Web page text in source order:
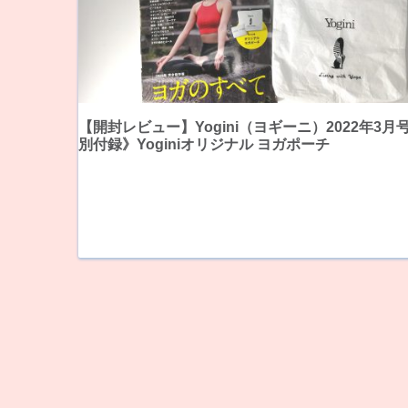
【開封レビュー】Yogini（ヨギーニ）2022年3月
別付録》Yoginiオリジナル ヨガポーチ